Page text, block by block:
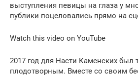
выступления певицы на глаза у
публики поцеловались прямо на
Watch this video on YouTube
2017 год для Насти Каменских был
плодотворным. Вместе со своим